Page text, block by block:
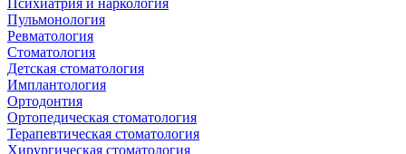
Психиатрия и наркология
Пульмонология
Ревматология
Стоматология
Детская стоматология
Имплантология
Ортодонтия
Ортопедическая стоматология
Терапевтическая стоматология
Хирургическая стоматология